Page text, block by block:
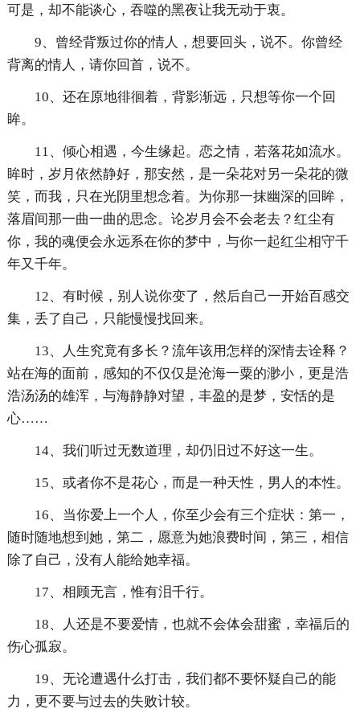
可是，却不能谈心，吞噬的黑夜让我无动于衷。
9、曾经背叛过你的情人，想要回头，说不。你曾经
背离的情人，请你回首，说不。
10、还在原地徘徊着，背影渐远，只想等你一个回
眸。
11、倾心相遇，今生缘起。恋之情，若落花如流水。
眸时，岁月依然静好，那安然，是一朵花对另一朵花的微
笑，而我，只在光阴里想念着。为你那一抹幽深的回眸，
落眉间那一曲一曲的思念。论岁月会不会老去？红尘有
你，我的魂便会永远系在你的梦中，与你一起红尘相守千
年又千年。
12、有时候，别人说你变了，然后自己一开始百感交
集，丢了自己，只能慢慢找回来。
13、人生究竟有多长？流年该用怎样的深情去诠释？
站在海的面前，感知的不仅仅是沧海一粟的渺小，更是浩
浩汤汤的雄浑，与海静静对望，丰盈的是梦，安恬的是
心……
14、我们听过无数道理，却仍旧过不好这一生。
15、或者你不是花心，而是一种天性，男人的本性。
16、当你爱上一个人，你至少会有三个症状：第一，
随时随地想到她，第二，愿意为她浪费时间，第三，相信
除了自己，没有人能给她幸福。
17、相顾无言，惟有泪千行。
18、人还是不要爱情，也就不会体会甜蜜，幸福后的
伤心孤寂。
19、无论遭遇什么打击，我们都不要怀疑自己的能
力，更不要与过去的失败计较。